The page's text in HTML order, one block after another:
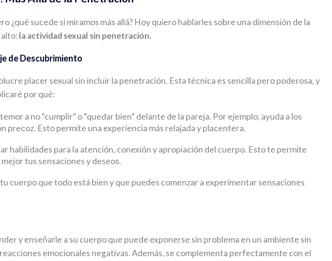
sucede si miramos más allá? Hoy quiero hablarles sobre una dimensión de la
la actividad sexual sin penetración.
de Descubrimiento
placer sexual sin incluir la penetración. Esta técnica es sencilla pero poderosa, y
por qué:
a no “cumplir” o “quedar bien” delante de la pareja. Por ejemplo, ayuda a los
precoz. Esto permite una experiencia más relajada y placentera.
habilidades para la atención, conexión y apropiación del cuerpo. Esto te permite
tus sensaciones y deseos.
cuerpo que todo está bien y que puedes comenzar a experimentar sensaciones
y enseñarle a su cuerpo que puede exponerse sin problema en un ambiente sin
emocionales negativas. Además, se complementa perfectamente con el